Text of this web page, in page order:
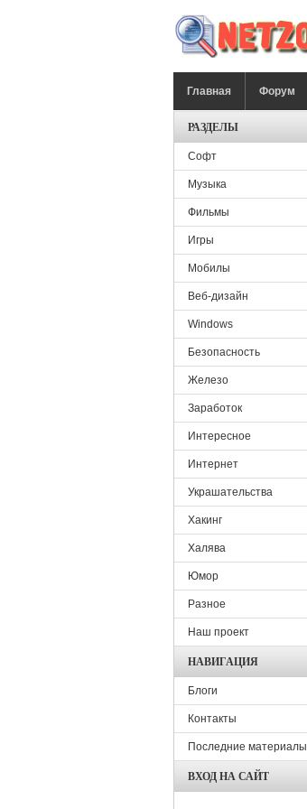
Главная Форум
РАЗДЕЛЫ
Софт
Музыка
Фильмы
Игры
Мобилы
Веб-дизайн
Windows
Безопасность
Железо
Заработок
Интересное
Интернет
Украшательства
Хакинг
Халява
Юмор
Разное
Наш проект
НАВИГАЦИЯ
Блоги
Контакты
Последние материалы
ВХОД НА САЙТ